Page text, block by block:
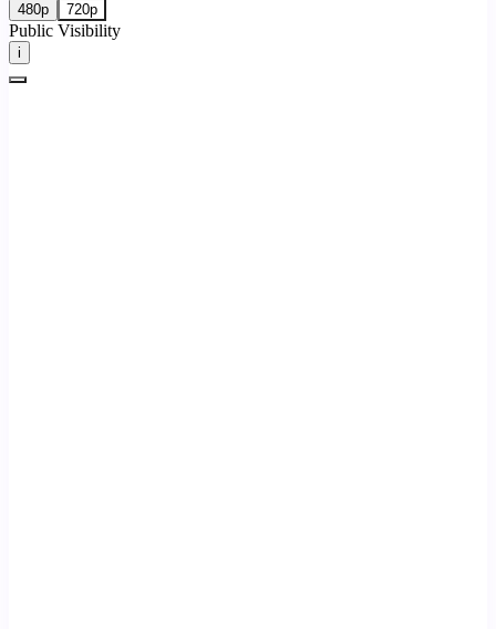
480p 720p
Public Visibility
i